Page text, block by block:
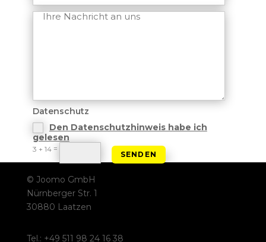
Datenschutz
Den Datenschutzhinweis habe ich
gelesen
3 + 14=
SENDEN
© Joomo GmbH
Nürnberger Str. 1
30880 Laatzen
Tel.: +49 511 98 24 16 38